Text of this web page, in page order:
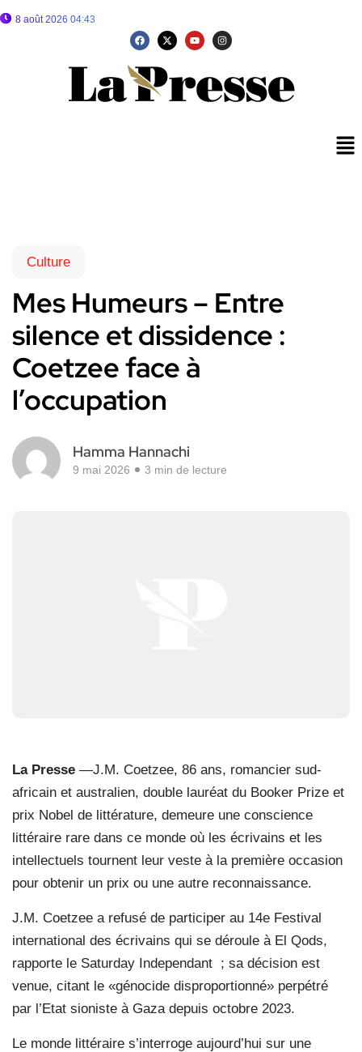
8 août 2026 04:43
Culture
Mes Humeurs – Entre
silence et dissidence :
Coetzee face à
l’occupation
Hamma Hannachi
9 mai 2026 3 min de lecture
La Presse —J.M. Coetzee, 86 ans, romancier sud-
africain et australien, double lauréat du Booker Prize et
prix Nobel de littérature, demeure une conscience
littéraire rare dans ce monde où les écrivains et les
intellectuels tournent leur veste à la première occasion
pour obtenir un prix ou une autre reconnaissance.
J.M. Coetzee a refusé de participer au 14e Festival
international des écrivains qui se déroule à El Qods,
rapporte le Saturday Independant ; sa décision est
venue, citant le «génocide disproportionné» perpétré
par l’Etat sioniste à Gaza depuis octobre 2023.
Le monde littéraire s’interroge aujourd’hui sur une